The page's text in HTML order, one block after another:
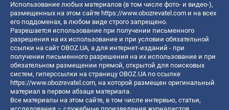
Использование любых материалов (в том числе фото- и видео-),
размещенных на этом сайте https://www.obozrevatel.com и на всех
его поддоменах, в любом виде строго запрещено.
Разрешается использование при получении письменного
разрешения на их использование и при условии обязательной
ссылки на сайт OBOZ.UA, а для интернет-изданий - при
получении письменного разрешения на их использование и при
обязательном размещении прямой, открытой для поисковых
систем, гиперссылки на страницу OBOZ.UA по ссылке
https://www.obozrevatel.com, на которой размещен оригинальный
материал в первом абзаце материала.
Все материалы на этом сайте, в том числе интервью, статьи,